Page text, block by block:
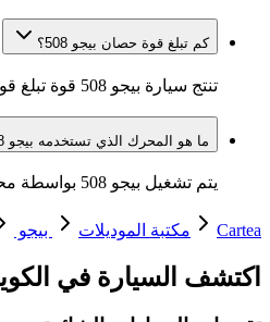
كم تبلغ قوة حصان بيجو 508؟
تنتج سيارة بيجو 508 قوة تبلغ قوة الحصان (BHP) حصانًا.
ما هو المحرك الذي تستخدمه بيجو 508؟
يتم تشغيل بيجو 508 بواسطة محرك سعة المحرك (لتر).
Cartea مكتبة الموديلات بيجو
اكتشف السيارة في